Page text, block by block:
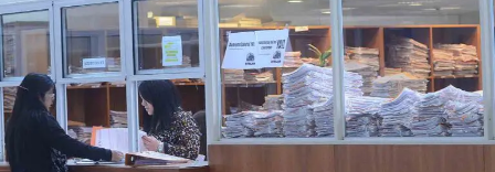
registral.
En la sentencia,la magistrada explicó que el
desistimiento es una forma de poner fin
anticipadamente a un proceso judicial cuando una de
las partes decide no continuar con la acción.